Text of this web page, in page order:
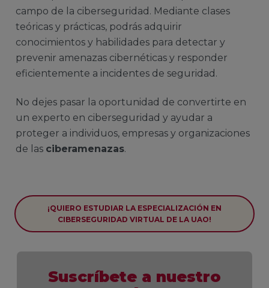
campo de la ciberseguridad. Mediante clases
teóricas y prácticas, podrás adquirir
conocimientos y habilidades para detectar y
prevenir amenazas cibernéticas y responder
eficientemente a incidentes de seguridad.
No dejes pasar la oportunidad de convertirte en
un experto en ciberseguridad y ayudar a
proteger a individuos, empresas y organizaciones
de las ciberamenazas.
¡QUIERO ESTUDIAR LA ESPECIALIZACIÓN EN
CIBERSEGURIDAD VIRTUAL DE LA UAO!